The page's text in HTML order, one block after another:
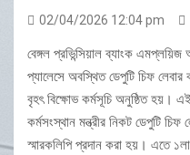
02/04/2026 12:04 pm
বেঙ্গল প্রভিন্সিয়াল ব্যাংক
প্যালেসে অবস্থিত ডেপুটি চিফ
বৃহৎ বিক্ষোভ কর্মসূচি অনুষ্ঠিত হয়।
কর্মসংস্থান মন্ত্রীর নিকট ডেপুটি
স্মারকলিপি প্রদান করা হয়। এতে